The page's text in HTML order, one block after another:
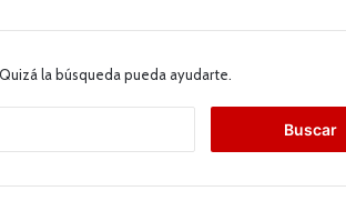
la búsqueda pueda ayudarte.
c